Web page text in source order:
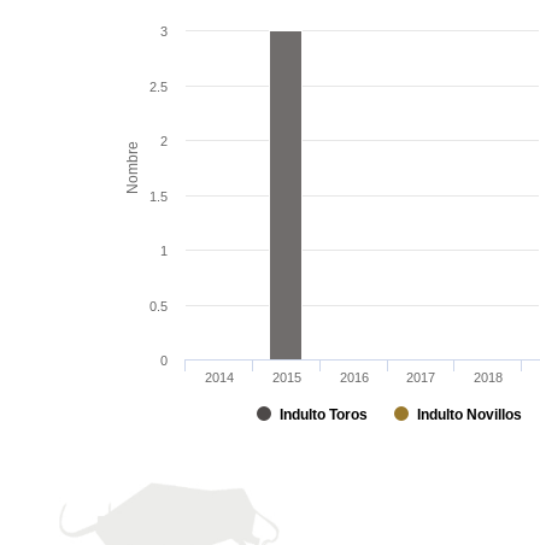
Nombre
Indulto Toros Indulto Novillos
2014 2015 2016 2017 2018
0
0.5
1
1.5
2
2.5
3